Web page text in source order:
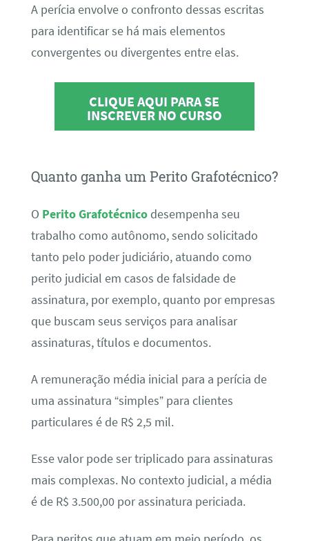
A perícia envolve o confronto dessas escritas
para identificar se há mais elementos
convergentes ou divergentes entre elas.
CLIQUE AQUI PARA SE
INSCREVER NO CURSO
Quanto ganha um Perito Grafotécnico?
O Perito Grafotécnicodesempenha seu
trabalho como autônomo, sendo solicitado
tanto pelo poder judiciário, atuando como
perito judicial em casos de falsidade de
assinatura, por exemplo, quanto por empresas
que buscam seus serviços para analisar
assinaturas, títulos e documentos.
A remuneração média inicial para a perícia de
uma assinatura “simples” para clientes
particulares é de R$ 2,5 mil.
Esse valor pode ser triplicado para assinaturas
mais complexas. No contexto judicial, a média
é de R$ 3.500,00 por assinatura periciada.